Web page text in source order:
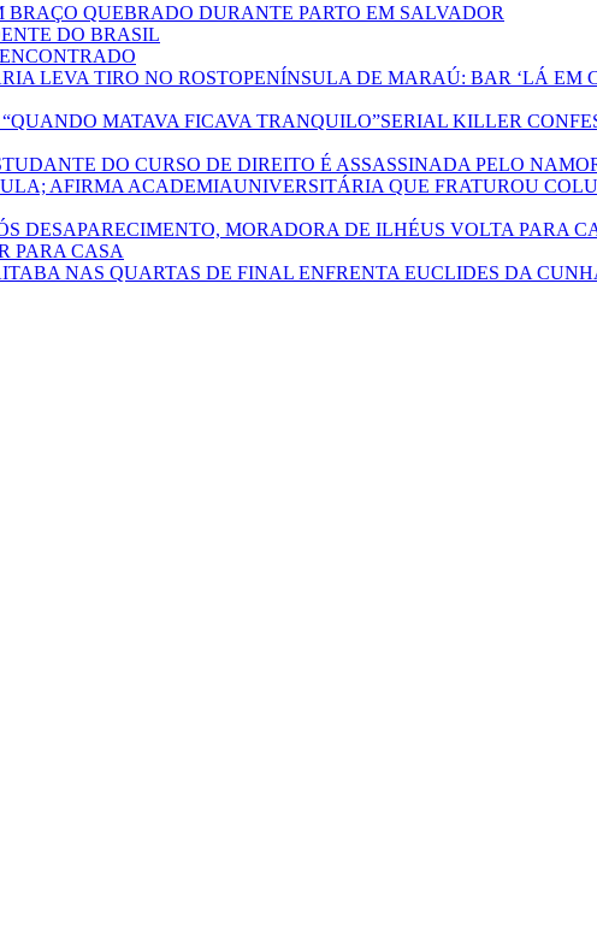
BRAÇO QUEBRADO DURANTE PARTO EM SALVADOR
DO BRASIL
PENÍNSULA DE MARAÚ: BAR ‘LÁ EM
SERIAL KILLER
DO CURSO DE DIREITO É ASSASSINADA PELO
UNIVERSITÁRIA QUE FRATUROU
DESAPARECIMENTO, MORADORA DE ILHÉUS VOLTA PARA
PARA CASA
NAS QUARTAS DE FINAL ENFRENTA EUCLIDES DA